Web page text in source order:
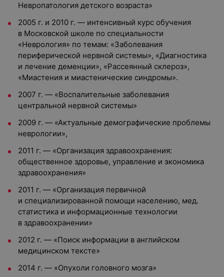
Невропатология детского возраста»
2005 г. и 2010 г. — интенсивный курс обучения
в Московской школе по специальности
«Неврология» по темам: «Заболевания
периферической нервной системы», «Диагностика
и лечение деменции», «Рассеянный склероз»,
«Миастения и миастенические синдромы».
2007 г. — «Воспалительные заболевания
центральной нервной системы»
2009 г. — «Актуальные демографические проблемы
неврологии»,
2011 г. — «Организация здравоохранения:
общественное здоровье, управление и экономика
здравоохранения»
2011 г. — «Организация первичной
и специализированной помощи населению, мед.
статистика и информационные технологии
в здравоохранении»
2012 г. — «Поиск информации в английском
медицинском тексте»
2014 г. — «Опухоли головного мозга»